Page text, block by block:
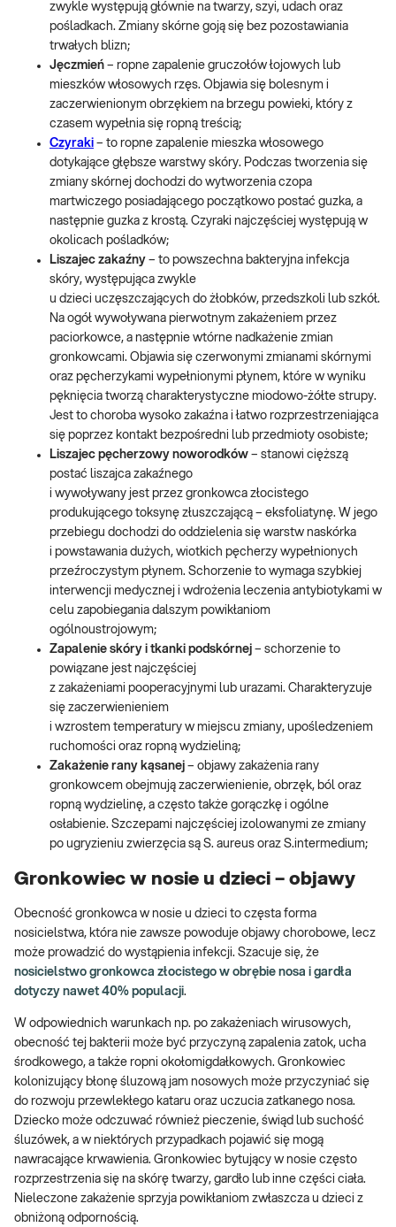
zwykle występują głównie na twarzy, szyi, udach oraz
pośladkach. Zmiany skórne goją się bez pozostawiania
trwałych blizn;
Jęczmień – ropne zapalenie gruczołów łojowych lub
mieszków włosowych rzęs. Objawia się bolesnym i
zaczerwienionym obrzękiem na brzegu powieki, który z
czasem wypełnia się ropną treścią;
Czyraki – to ropne zapalenie mieszka włosowego
dotykające głębsze warstwy skóry. Podczas tworzenia się
zmiany skórnej dochodzi do wytworzenia czopa
martwiczego posiadającego początkowo postać guzka, a
następnie guzka z krostą. Czyraki najczęściej występują w
okolicach pośladków;
Liszajec zakaźny – to powszechna bakteryjna infekcja
skóry, występująca zwykle
u dzieci uczęszczających do żłobków, przedszkoli lub szkół.
Na ogół wywoływana pierwotnym zakażeniem przez
paciorkowce, a następnie wtórne nadkażenie zmian
gronkowcami. Objawia się czerwonymi zmianami skórnymi
oraz pęcherzykami wypełnionymi płynem, które w wyniku
pęknięcia tworzą charakterystyczne miodowo-żółte strupy.
Jest to choroba wysoko zakaźna i łatwo rozprzestrzeniająca
się poprzez kontakt bezpośredni lub przedmioty osobiste;
Liszajec pęcherzowy noworodków – stanowi cięższą
postać liszajca zakaźnego
i wywoływany jest przez gronkowca złocistego
produkującego toksynę złuszczającą – eksfoliatynę. W jego
przebiegu dochodzi do oddzielenia się warstw naskórka
i powstawania dużych, wiotkich pęcherzy wypełnionych
przeźroczystym płynem. Schorzenie to wymaga szybkiej
interwencji medycznej i wdrożenia leczenia antybiotykami w
celu zapobiegania dalszym powikłaniom
ogólnoustrojowym;
Zapalenie skóry i tkanki podskórnej – schorzenie to
powiązane jest najczęściej
z zakażeniami pooperacyjnymi lub urazami. Charakteryzuje
się zaczerwienieniem
i wzrostem temperatury w miejscu zmiany, upośledzeniem
ruchomości oraz ropną wydzieliną;
Zakażenie rany kąsanej – objawy zakażenia rany
gronkowcem obejmują zaczerwienienie, obrzęk, ból oraz
ropną wydzielinę, a często także gorączkę i ogólne
osłabienie. Szczepami najczęściej izolowanymi ze zmiany
po ugryzieniu zwierzęcia są S. aureus oraz S.intermedium;
Gronkowiec w nosie u dzieci – objawy
Obecność gronkowca w nosie u dzieci to częsta forma
nosicielstwa, która nie zawsze powoduje objawy chorobowe, lecz
może prowadzić do wystąpienia infekcji. Szacuje się, że
nosicielstwo gronkowca złocistego w obrębie nosa i gardła
dotyczy nawet 40% populacji.
W odpowiednich warunkach np. po zakażeniach wirusowych,
obecność tej bakterii może być przyczyną zapalenia zatok, ucha
środkowego, a także ropni okołomigdałkowych. Gronkowiec
kolonizujący błonę śluzową jam nosowych może przyczyniać się
do rozwoju przewlekłego kataru oraz uczucia zatkanego nosa.
Dziecko może odczuwać również pieczenie, świąd lub suchość
śluzówek, a w niektórych przypadkach pojawić się mogą
nawracające krwawienia. Gronkowiec bytujący w nosie często
rozprzestrzenia się na skórę twarzy, gardło lub inne części ciała.
Nieleczone zakażenie sprzyja powikłaniom zwłaszcza u dzieci z
obniżoną odpornością.